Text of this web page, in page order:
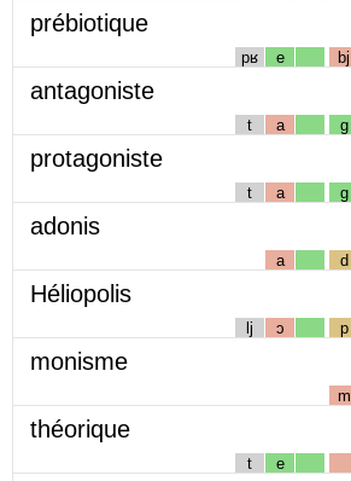
prébiotique
pʁ e bj
antagoniste
t a g
protagoniste
t a g
adonis
a d
Héliopolis
lj ɔ p
monisme
m
théorique
t e